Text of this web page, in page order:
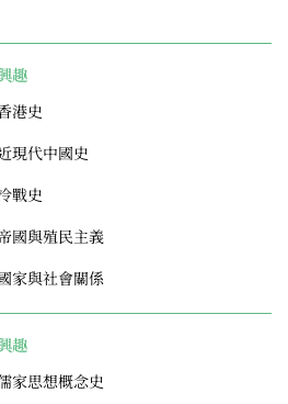
趣
港史
現代中國史
戰史
國與殖民主義
家與社會關係
趣
家思想概念史